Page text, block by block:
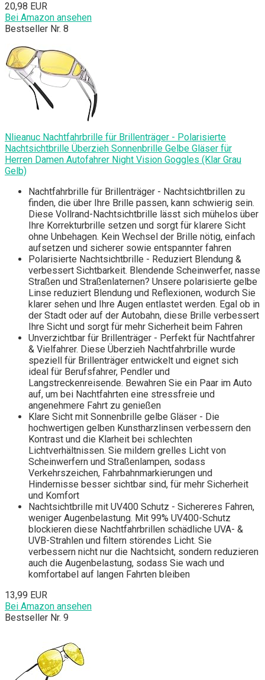
20,98 EUR
Bei Amazon ansehen
Bestseller Nr. 8
Nlieanuc Nachtfahrbrille für Brillenträger - Polarisierte
Nachtsichtbrille Überzieh Sonnenbrille Gelbe Gläser für
Herren Damen Autofahrer Night Vision Goggles (Klar Grau
Gelb)
Nachtfahrbrille für Brillenträger - Nachtsichtbrillen zu
finden, die über Ihre Brille passen, kann schwierig sein.
Diese Vollrand-Nachtsichtbrille lässt sich mühelos über
Ihre Korrekturbrille setzen und sorgt für klarere Sicht
ohne Unbehagen. Kein Wechsel der Brille nötig, einfach
aufsetzen und sicherer sowie entspannter fahren
Polarisierte Nachtsichtbrille - Reduziert Blendung &
verbessert Sichtbarkeit. Blendende Scheinwerfer, nasse
Straßen und Straßenlaternen? Unsere polarisierte gelbe
Linse reduziert Blendung und Reflexionen, wodurch Sie
klarer sehen und Ihre Augen entlastet werden. Egal ob in
der Stadt oder auf der Autobahn, diese Brille verbessert
Ihre Sicht und sorgt für mehr Sicherheit beim Fahren
Unverzichtbar für Brillenträger - Perfekt für Nachtfahrer
& Vielfahrer. Diese Überzieh Nachtfahrbrille wurde
speziell für Brillenträger entwickelt und eignet sich
ideal für Berufsfahrer, Pendler und
Langstreckenreisende. Bewahren Sie ein Paar im Auto
auf, um bei Nachtfahrten eine stressfreie und
angenehmere Fahrt zu genießen
Klare Sicht mit Sonnenbrille gelbe Gläser - Die
hochwertigen gelben Kunstharzlinsen verbessern den
Kontrast und die Klarheit bei schlechten
Lichtverhältnissen. Sie mildern grelles Licht von
Scheinwerfern und Straßenlampen, sodass
Verkehrszeichen, Fahrbahnmarkierungen und
Hindernisse besser sichtbar sind, für mehr Sicherheit
und Komfort
Nachtsichtbrille mit UV400 Schutz - Sichereres Fahren,
weniger Augenbelastung. Mit 99% UV400-Schutz
blockieren diese Nachtfahrbrillen schädliche UVA- &
UVB-Strahlen und filtern störendes Licht. Sie
verbessern nicht nur die Nachtsicht, sondern reduzieren
auch die Augenbelastung, sodass Sie wach und
komfortabel auf langen Fahrten bleiben
13,99 EUR
Bei Amazon ansehen
Bestseller Nr. 9